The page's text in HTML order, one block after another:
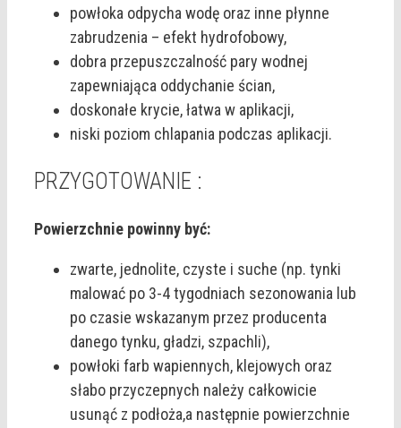
powłoka odpycha wodę oraz inne płynne
zabrudzenia – efekt hydrofobowy,
dobra przepuszczalność pary wodnej
zapewniająca oddychanie ścian,
doskonałe krycie, łatwa w aplikacji,
niski poziom chlapania podczas aplikacji.
PRZYGOTOWANIE :
Powierzchnie powinny być:
zwarte, jednolite, czyste i suche (np. tynki
malować po 3-4 tygodniach sezonowania lub
po czasie wskazanym przez producenta
danego tynku, gładzi, szpachli),
powłoki farb wapiennych, klejowych oraz
słabo przyczepnych należy całkowicie
usunąć z podłoża,a następnie powierzchnie